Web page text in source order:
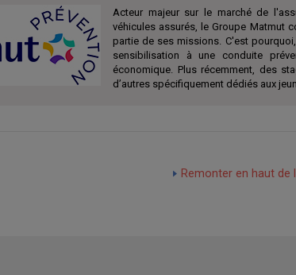
Acteur majeur sur le marché de
véhicules assurés, le Groupe Matmut
partie de ses missions. C'est
sensibilisation à une conduite
économique. Plus récemment, des
d’autres spécifiquement dédiés aux
Remonter en haut de